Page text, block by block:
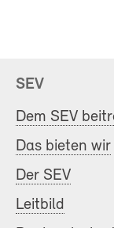
SEV
Dem SEV
Das bieten wir
Der SEV
Leitbild